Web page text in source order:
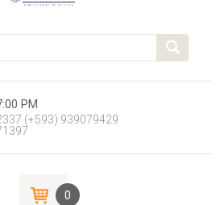
PM
(+593) 939079429
0